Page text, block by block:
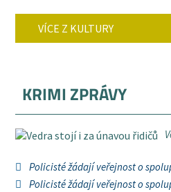
VÍCE Z KULTURY
KRIMI ZPRÁVY
Policisté žádají veřejnost o
Policisté žádají veřejnost o